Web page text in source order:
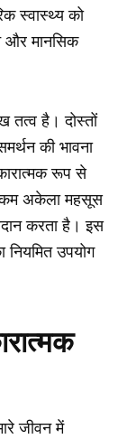
स्वास्थ्य को
और मानसिक
तत्व है। दोस्तों
की भावना
रूप से
कम अकेला महसूस
करता है। इस
उपयोग
जीवन में